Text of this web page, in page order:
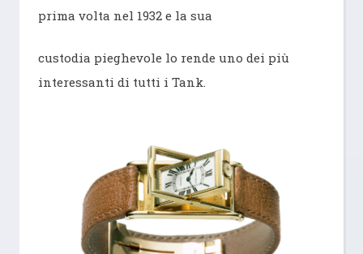
prima volta nel 1932 e la sua
custodia pieghevole lo rende uno dei più
interessanti di tutti i Tank.